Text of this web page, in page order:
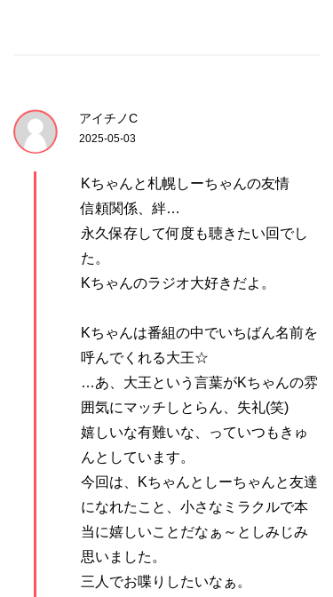
アイチノC
2025-05-03
Kちゃんと札幌しーちゃんの友情
信頼関係、絆…
永久保存して何度も聴きたい回でし
た。
Kちゃんのラジオ大好きだよ。
Kちゃんは番組の中でいちばん名前を
呼んでくれる大王☆
…あ、大王という言葉がKちゃんの雰
囲気にマッチしとらん、失礼(笑)
嬉しいな有難いな、っていつもきゅ
んとしています。
今回は、Kちゃんとしーちゃんと友達
になれたこと、小さなミラクルで本
当に嬉しいことだなぁ～としみじみ
思いました。
三人でお喋りしたいなぁ。